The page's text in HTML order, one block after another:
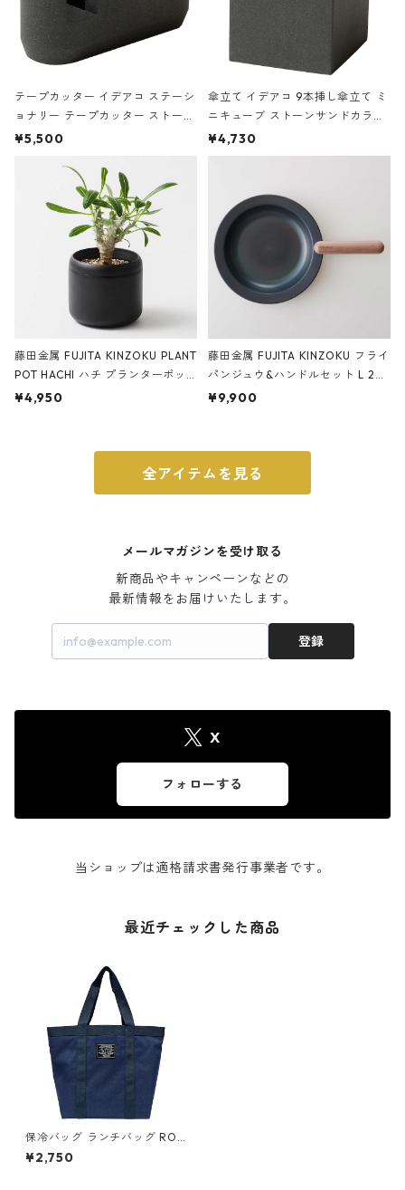
テープカッター イデアコ ステーシ
ョナリー テープカッター ストーン
サンドカラー 石調 ideaco Station
¥5,500
傘立て イデアコ 9本挿し傘立て ミ
ニキューブ ストーンサンドカラー
石調 ideaco Umbrella Stand CUB
E ストーンサンドブラック
¥4,730
藤田金属 FUJITA KINZOKU PLANT
POT HACHI ハチ プランターポッ
ト 3号 ブラック
¥4,950
藤田金属 FUJITA KINZOKU フライ
パンジュウ&ハンドルセット L 24c
m ガス火・IH対応 鉄フライパン
¥9,900
全アイテムを見る
メールマガジンを受け取る
新商品やキャンペーンなどの
最新情報をお届けいたします。
登録
X
フォローする
当ショップは適格請求書発行事業者です。
最近チェックした商品
保冷バッグ ランチバッグ ROO
TOTE Thermo-Keeper 6420
PT.サーモキーパーランチ.ベー
¥2,750